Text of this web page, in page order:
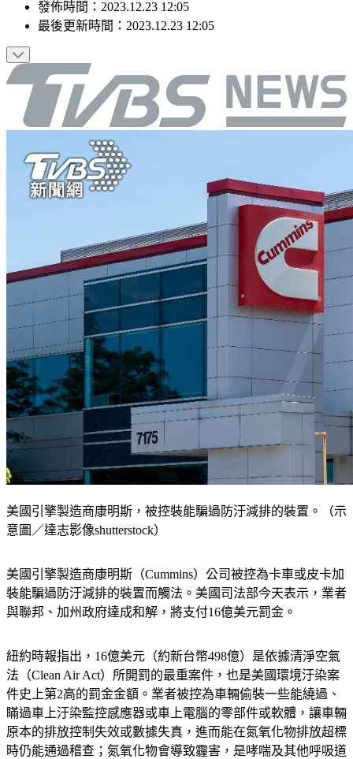
發佈時間： 2023.12.23 12:05
最後更新時間： 2023.12.23 12:05
美國引擎製造商康明斯，被控裝能騙過防汙減排的裝置。（示
意圖／達志影像shutterstock）
美國引擎製造商康明斯（Cummins）公司被控為卡車或皮卡加
裝能騙過防汙減排的裝置而觸法。美國司法部今天表示，業者
與聯邦、加州政府達成和解，將支付16億美元罰金。
紐約時報指出，16億美元（約新台幣498億）是依據清淨空氣
法（Clean Air Act）所開罰的最重案件，也是美國環境汙染案
件史上第2高的罰金金額。業者被控為車輛偷裝一些能繞過、
瞞過車上汙染監控感應器或車上電腦的零部件或軟體，讓車輛
原本的排放控制失效或數據失真，進而能在氮氧化物排放超標
時仍能通過稽查；氮氧化物會導致霾害，是哮喘及其他呼吸道